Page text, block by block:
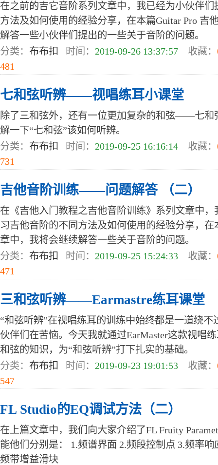
在之前的吉它音阶系列文章中，我已经为小伙伴
方法及如何使用的经验分享，在本篇Guitar Pro 吉
解答一些小伙伴们提出的一些关于音阶的问题。
分类： 布布扣 时间： 2019-09-26 13:37:57 收藏：
481
七和弦听辨——视唱练耳小课堂
除了三和弦外，还有一位更加复杂的和弦——七和
解一下“七和弦”该如何听辨。
分类： 布布扣 时间： 2019-09-25 16:16:14 收藏：
731
吉他音阶训练——问题解答 （二）
在《吉他入门教程之吉他音阶训练》系列文章中
习吉他音阶的不同方法及如何使用的经验分享，在
章中，我将会继续解答一些关于音阶的问题。
分类： 布布扣 时间： 2019-09-25 15:24:33 收藏：
471
三和弦听辨——Earmastre练耳课堂
“和弦听辨”在视唱练耳的训练中始终都是一道绕
伙伴们在苦恼。今天我就通过EarMaster这款视唱
和弦的知识，为“和弦听辨”打下扎实的基础。
分类： 布布扣 时间： 2019-09-23 19:01:53 收藏：
547
FL Studio的EQ调试方法（二）
在上篇文章中，我们向大家介绍了FL Fruity
能他们分别是： 1.频谱界面 2.频段控制点 3.频率
频带增益滑块